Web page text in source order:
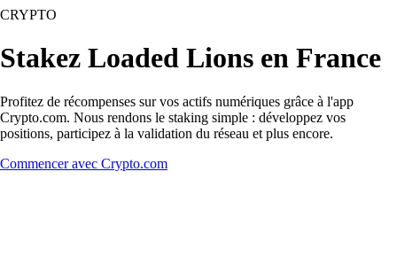
CRYPTO
Stakez Loaded Lions en France
Profitez de récompenses sur vos actifs numériques grâce à l'app
Crypto.com. Nous rendons le staking simple : développez vos
positions, participez à la validation du réseau et plus encore.
Commencer avec Crypto.com